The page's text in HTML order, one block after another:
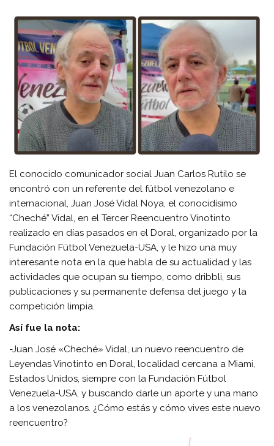
El conocido comunicador social Juan Carlos Rutilo se
encontró con un referente del fútbol venezolano e
internacional, Juan José Vidal Noya, el conocidísimo
“Cheché” Vidal, en el Tercer Reencuentro Vinotinto
realizado en días pasados en el Doral, organizado por la
Fundación Fútbol Venezuela-USA, y le hizo una muy
interesante nota en la que habla de su actualidad y las
actividades que ocupan su tiempo, como dribbli, sus
publicaciones y su permanente defensa del juego y la
competición limpia.
Así fue la nota:
-Juan José «Cheché» Vidal, un nuevo reencuentro de
Leyendas Vinotinto en Doral, localidad cercana a Miami,
Estados Unidos, siempre con la Fundación Fútbol
Venezuela-USA, y buscando darle un aporte y una mano
a los venezolanos. ¿Cómo estás y cómo vives este nuevo
reencuentro?